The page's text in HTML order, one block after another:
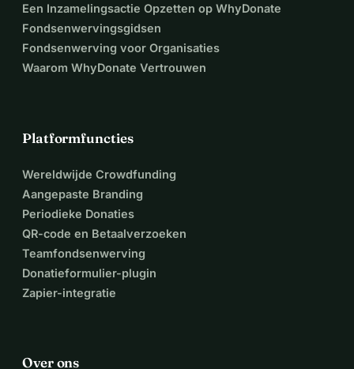
Een Inzamelingsactie Opzetten op WhyDonate
Fondsenwervingsgidsen
Fondsenwerving voor Organisaties
Waarom WhyDonate Vertrouwen
Platformfuncties
Wereldwijde Crowdfunding
Aangepaste Branding
Periodieke Donaties
QR-code en Betaalverzoeken
Teamfondsenwerving
Donatieformulier-plugin
Zapier-integratie
Over ons